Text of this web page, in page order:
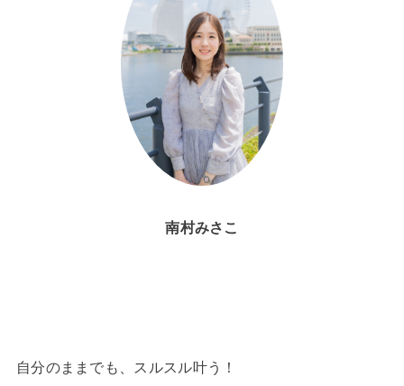
南村みさこ
自分のままでも、スルスル叶う！